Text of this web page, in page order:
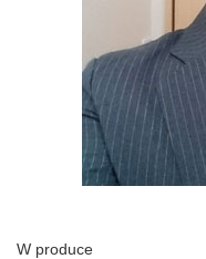
W produce